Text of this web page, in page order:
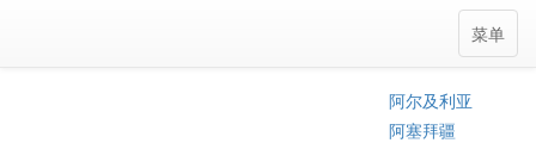
菜单
阿尔及利亚
阿塞拜疆